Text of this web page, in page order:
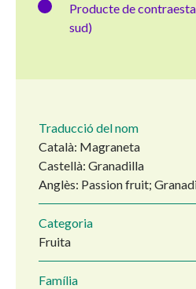
Producte de
sud)
Traducció del nom
Català: Magraneta
Castellà: Granadilla
Anglès: Passion fruit;
Categoria
Fruita
Família